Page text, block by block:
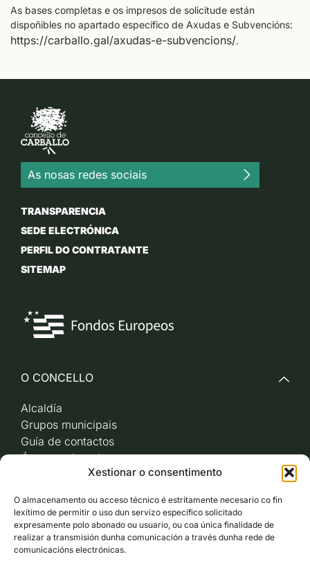
Xestionar o consentimento
O almacenamento ou acceso técnico é estritamente necesario co fin
lexítimo de permitir o uso dun servizo específico solicitado
expresamente polo abonado ou usuario, ou coa única finalidade de
realizar a transmisión dunha comunicación a través dunha rede de
comunicacións electrónicas.
As bases completas e os impresos de solicitude están
dispoñibles no apartado específico de Axudas e Subvencións:
https://carballo.gal/axudas-e-subvencions/.
As nosas redes sociais
TRANSPARENCIA
SEDE ELECTRÓNICA
PERFIL DO CONTRATANTE
SITEMAP
O CONCELLO
Alcaldía
Grupos municipais
Guía de contactos
Órganos de goberno
Acceso a videoactas
xunta de goberno local
Imaxe corporativa
CARBALLO AO DÍA